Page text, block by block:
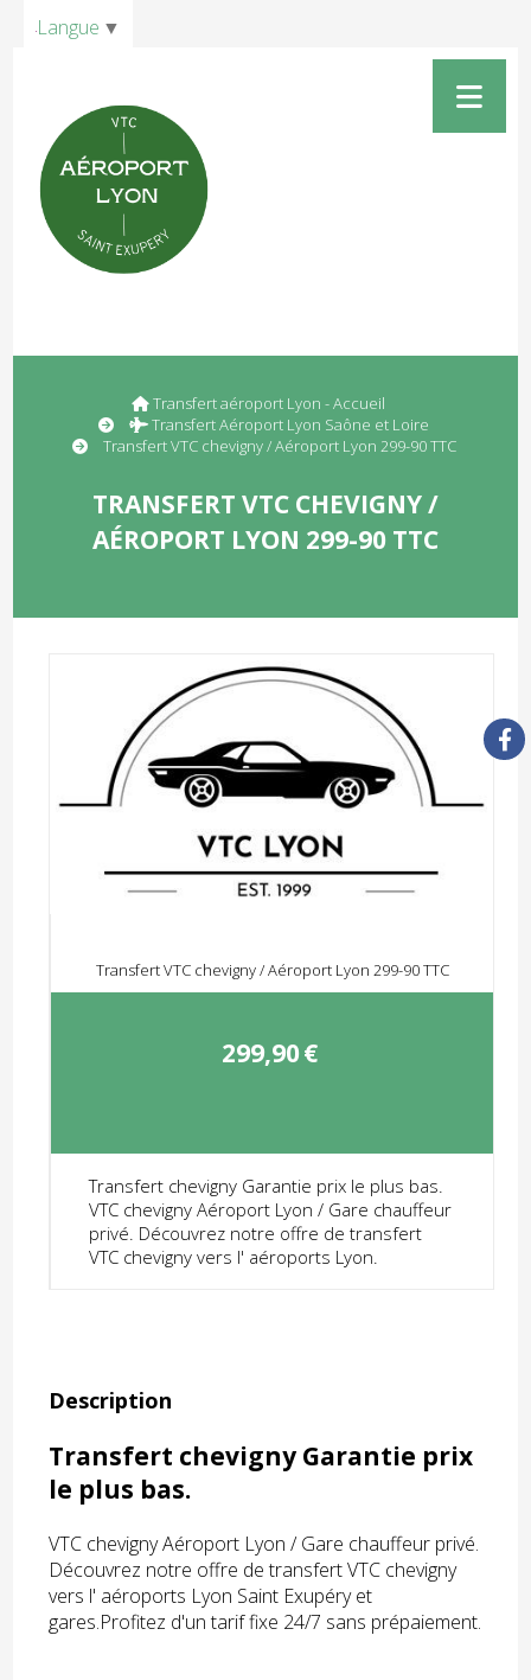
Transfert aéroport Lyon - Accueil
Transfert Aéroport Lyon Saône et Loire
Transfert VTC chevigny / Aéroport Lyon 299-90 TTC
TRANSFERT VTC CHEVIGNY /
AÉROPORT LYON 299-90 TTC
Transfert VTC chevigny / Aéroport Lyon 299-90 TTC
299,90€
Transfert chevigny Garantie prix le plus bas.
VTC chevigny Aéroport Lyon / Gare chauffeur
privé. Découvrez notre offre de transfert
VTC chevigny vers l' aéroports Lyon.
Description
Transfert chevigny Garantie prix
le plus bas.
VTC chevigny Aéroport Lyon / Gare chauffeur privé.
Découvrez notre offre de transfert VTC chevigny
vers l' aéroports Lyon Saint Exupéry et
gares.Profitez d'un tarif fixe 24/7 sans prépaiement.
Langue ▼